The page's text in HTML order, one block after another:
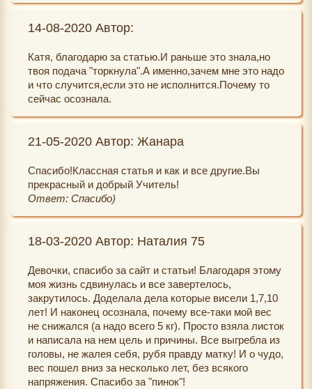
14-08-2020 Автор:
Катя, благодарю за статью.И раньше это знала,но
твоя подача "торкнула".А именно,зачем мне это надо
и что случится,если это не исполнится.Почему то
сейчас осознала.
21-05-2020 Автор: Жанара
Спасибо!Классная статья и как и все другие.Вы
прекрасный и добрый Учитель!
Ответ: Спасибо)
18-03-2020 Автор: Наталия 75
Девочки, спасибо за сайт и статьи! Благодаря этому
моя жизнь сдвинулась и все завертелось,
закрутилось. Доделала дела которые висели 1,7,10
лет! И наконец осознала, почему все-таки мой вес
не снижался (а надо всего 5 кг). Просто взяла листок
и написала на нем цель и причины. Все выгребла из
головы, не жалея себя, рубя правду матку! И о чудо,
вес пошел вниз за несколько лет, без всякого
напряжения. Спасибо за "пинок"!